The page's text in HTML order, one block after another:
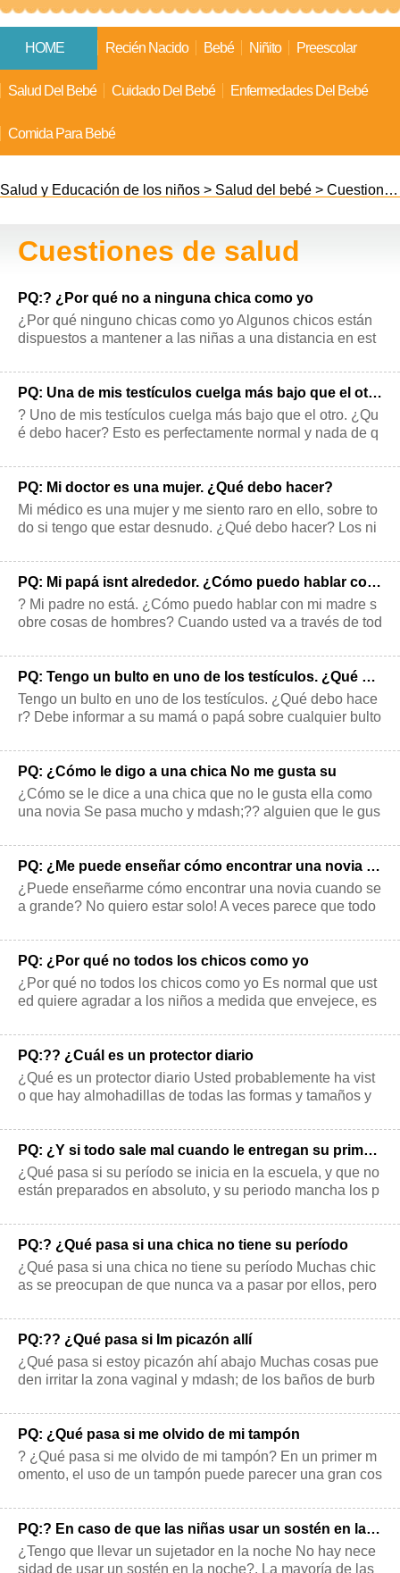
HOME Recién Nacido Bebé Niñito Preescolar
Salud Del Bebé Cuidado Del Bebé Enfermedades Del Bebé
Comida Para Bebé
Salud y Educación de los niños > Salud del bebé > Cuestiones de salud
Cuestiones de salud
PQ:? ¿Por qué no a ninguna chica como yo
¿Por qué ninguno chicas como yo Algunos chicos están
dispuestos a mantener a las niñas a una distancia en est
PQ: Una de mis testículos cuelga más bajo que el otro. ¿Qué debo hacer
? Uno de mis testículos cuelga más bajo que el otro. ¿Qu
é debo hacer? Esto es perfectamente normal y nada de q
PQ: Mi doctor es una mujer. ¿Qué debo hacer?
Mi médico es una mujer y me siento raro en ello, sobre to
do si tengo que estar desnudo. ¿Qué debo hacer? Los ni
PQ: Mi papá isnt alrededor. ¿Cómo puedo hablar con mi madre sobre cosas de hombres
? Mi padre no está. ¿Cómo puedo hablar con mi madre s
obre cosas de hombres? Cuando usted va a través de tod
PQ: Tengo un bulto en uno de los testículos. ¿Qué debo hacer?
Tengo un bulto en uno de los testículos. ¿Qué debo hace
r? Debe informar a su mamá o papá sobre cualquier bulto
PQ: ¿Cómo le digo a una chica No me gusta su
¿Cómo se le dice a una chica que no le gusta ella como
una novia Se pasa mucho y mdash;?? alguien que le gus
PQ: ¿Me puede enseñar cómo encontrar una novia cuando sea mayor de
¿Puede enseñarme cómo encontrar una novia cuando se
a grande? No quiero estar solo! A veces parece que todo
PQ: ¿Por qué no todos los chicos como yo
¿Por qué no todos los chicos como yo Es normal que ust
ed quiere agradar a los niños a medida que envejece, es
PQ:?? ¿Cuál es un protector diario
¿Qué es un protector diario Usted probablemente ha vist
o que hay almohadillas de todas las formas y tamaños y
PQ: ¿Y si todo sale mal cuando le entregan su primer período de
¿Qué pasa si su período se inicia en la escuela, y que no
están preparados en absoluto, y su periodo mancha los p
PQ:? ¿Qué pasa si una chica no tiene su período
¿Qué pasa si una chica no tiene su período Muchas chic
as se preocupan de que nunca va a pasar por ellos, pero
PQ:?? ¿Qué pasa si Im picazón allí
¿Qué pasa si estoy picazón ahí abajo Muchas cosas pue
den irritar la zona vaginal y mdash; de los baños de burb
PQ: ¿Qué pasa si me olvido de mi tampón
? ¿Qué pasa si me olvido de mi tampón? En un primer m
omento, el uso de un tampón puede parecer una gran cos
PQ:? En caso de que las niñas usar un sostén en la noche
¿Tengo que llevar un sujetador en la noche No hay nece
sidad de usar un sostén en la noche?. La mayoría de las